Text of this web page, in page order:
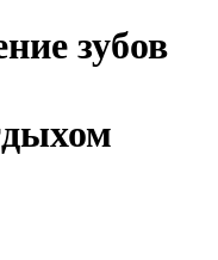
зубов